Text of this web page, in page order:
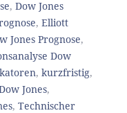
, Dow Jones
, Elliott
Jones Prognose,
Dow
, kurzfristig,
Jones,
, Technischer